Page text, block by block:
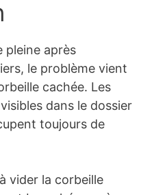
pleine après
le problème vient
cachée. Les
dans le dossier
toujours de
vider la corbeille